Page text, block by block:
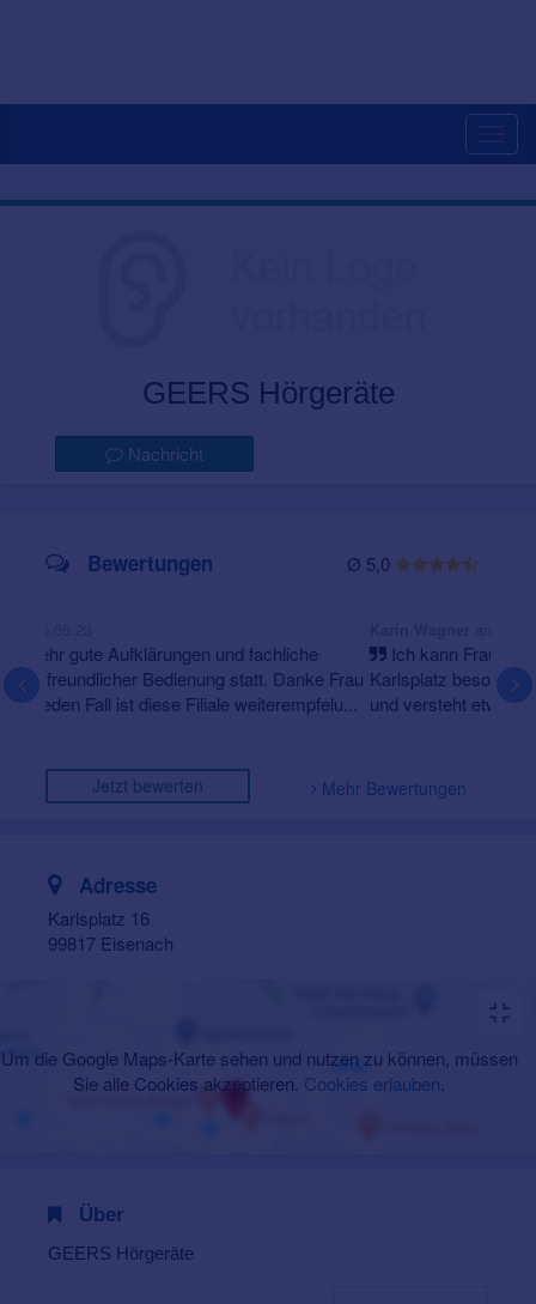
GEERS Hörgeräte
Nachricht
Ø 5,0
Bewertungen
Ich kann Frau Theuvsen in Eisenach auf dem
Karlsplatz besonders empfehlen. Sie ist sehr freundlich
und versteht etwas von ihrem Fach. Ich bin sehr
Jetzt bewerten Mehr Bewertungen
Adresse
Karlsplatz 16
99817 Eisenach
Um die Google Maps-Karte sehen und nutzen zu können, müssen
Sie alle Cookies akzeptieren. Cookies erlauben
Über
GEERS Hörgeräte